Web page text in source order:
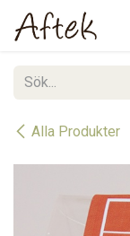
Hoppa till innehåll
Alla Produkter